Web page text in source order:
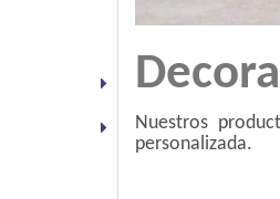
Nuestros
personalizada.